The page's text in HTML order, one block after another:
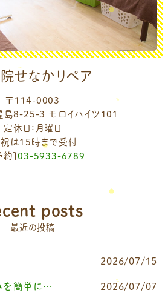
せなかリペア
〒114-0003
島8-25-3 モロイハイツ101
定休日：月曜日
祝は15時まで受付
約]03-5933-6789
posts
最近の投稿
2026/07/15
二重アゴと喉のたるみを簡単に改善したいなら 2026/07/07